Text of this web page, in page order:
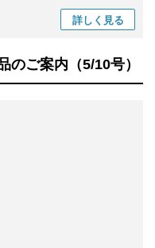
詳しく 見る
のご案内（5/10号）